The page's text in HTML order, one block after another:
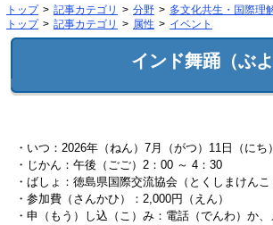
トップ 記事カテゴリ 分野
多文化共生・国際理
トップ
記事カテゴリ 属性 イベント
インド舞踊（ぶ
・いつ：2026年（ねん）7月（がつ）11日（にち
・じかん：午後（ごご）2：00 ～ 4：30
・ばしょ：徳島県国際交流協会（とくしまけん
・参加費（さんかひ）：2,000円（えん）
・申（もう）し込（こ）み：電話（でんわ）